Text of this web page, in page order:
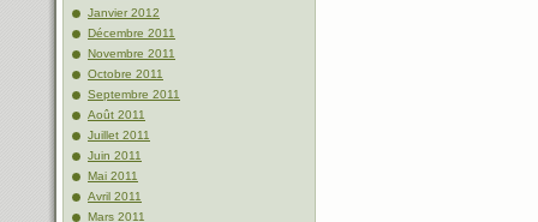
Janvier 2012
Décembre 2011
Novembre 2011
Octobre 2011
Septembre 2011
Août 2011
Juillet 2011
Juin 2011
Mai 2011
Avril 2011
Mars 2011